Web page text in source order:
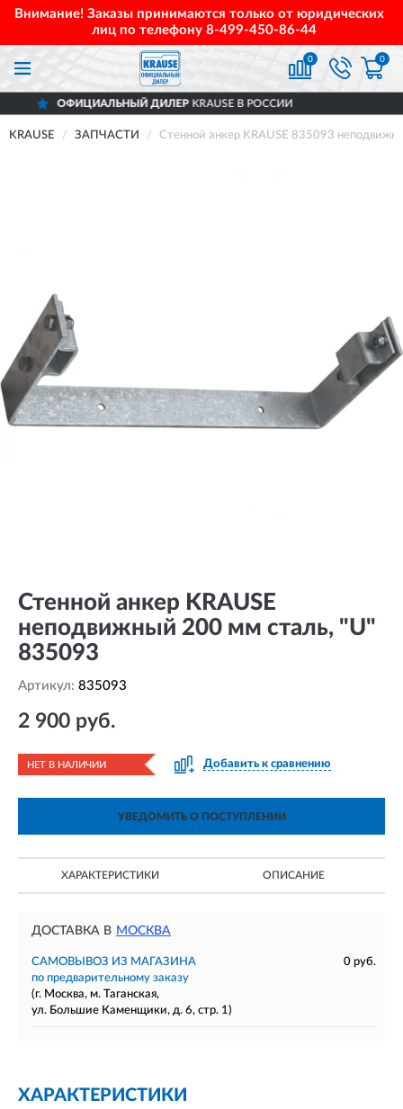
Внимание! Заказы принимаются только от юридических
лиц по телефону 8-499-450-86-44
0 0
ДИЛЕРKRAUSE В РОССИИ
KRAUSE ЗАПЧАСТИ Стенной анкер KRAUSE 835093
Стенной анкер KRAUSE
неподвижный 200 мм сталь, "U"
835093
Артикул: 835093
2 900 руб.
НЕТ В НАЛИЧИИ Добавить к сравнению
УВЕДОМИТЬ О ПОСТУПЛЕНИИ
ХАРАКТЕРИСТИКИ ОПИСАНИЕ
ДОСТАВКА В МОСКВА
САМОВЫВОЗ ИЗ МАГАЗИНА
0 руб.
по предварительному заказу
(г. Москва, м. Таганская,
ул. Большие Каменщики, д. 6, стр. 1)
ХАРАКТЕРИСТИКИ